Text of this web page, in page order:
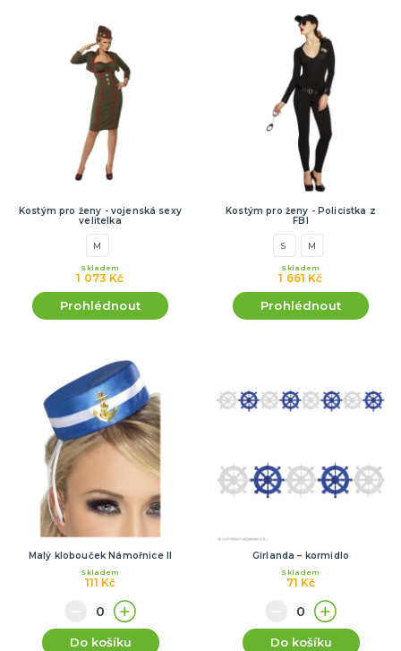
Kostým pro ženy - vojenská sexy
velitelka
M
1 073 Kč
Skladem
Prohlédnout
Kostým pro ženy - Policistka z
FBI
S M
1 661 Kč
Skladem
Prohlédnout
Malý klobouček Námořnice II
111 Kč
Skladem
Do košíku
Girlanda – kormidlo
71 Kč
Skladem
Do košíku